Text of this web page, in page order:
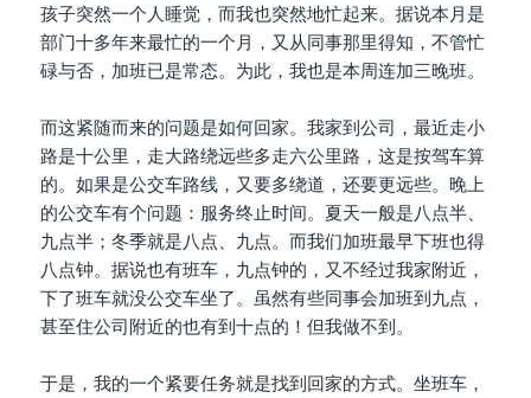
孩子突然一个人睡觉，而我也突然地忙起来。据说本月是
部门十多年来最忙的一个月，又从同事那里得知，不管忙
碌与否，加班已是常态。为此，我也是本周连加三晚班。
而这紧随而来的问题是如何回家。我家到公司，最近走小
路是十公里，走大路绕远些多走六公里路，这是按驾车算
的。如果是公交车路线，又要多绕道，还要更远些。晚上
的公交车有个问题：服务终止时间。夏天一般是八点半、
九点半；冬季就是八点、九点。而我们加班最早下班也得
八点钟。据说也有班车，九点钟的，又不经过我家附近，
下了班车就没公交车坐了。虽然有些同事会加班到九点，
甚至住公司附近的也有到十点的！但我做不到。
于是，我的一个紧要任务就是找到回家的方式。坐班车，